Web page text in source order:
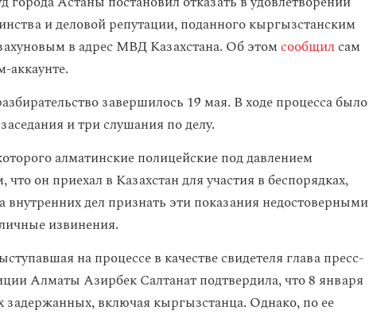
и деловой репутации, поданного кыргызстанским
в адрес МВД Казахстана. Об этомсообщилсам
аккаунте.
завершилось 19 мая. В ходе процесса было
и три слушания по делу.
алматинские полицейские под давлением
что он приехал в Казахстан для участия в беспорядках,
внутренних дел признать эти показания недостоверными
извинения.
на процессе в качестве свидетеля глава пресс-
Алматы Азирбек Салтанат подтвердила, что 8 января
задержанных, включая кыргызстанца. Однако, по ее